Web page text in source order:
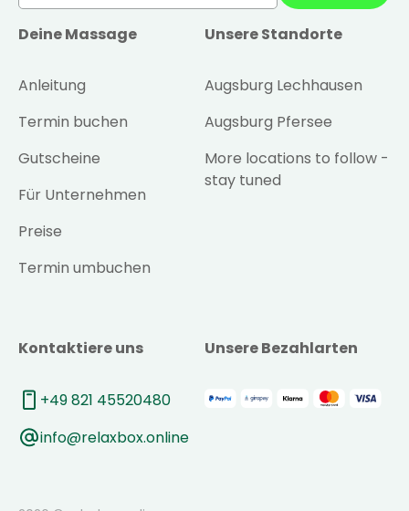
Deine Massage
Anleitung
Termin buchen
Gutscheine
Für Unternehmen
Preise
Termin umbuchen
Unsere Standorte
Augsburg Lechhausen
Augsburg Pfersee
More locations to follow -
stay tuned
Kontaktiere uns
+49 821 45520480
info@relaxbox.online
Unsere Bezahlarten